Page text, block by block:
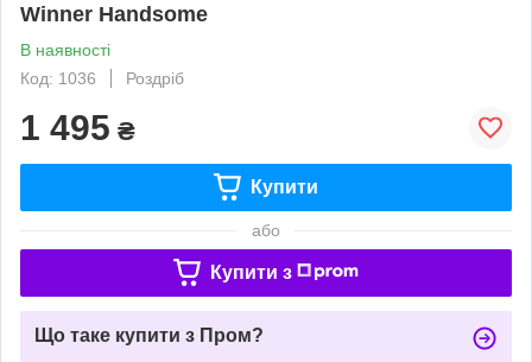
Winner Handsome
В наявності
Код: 1036
Роздріб
1 495 ₴
Купити
або
Купити з
Що таке купити з Пром?